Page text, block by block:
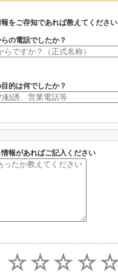
をご存知であれば教えてください
らの電話でしたか？
的は何でしたか？
報があればご記入ください